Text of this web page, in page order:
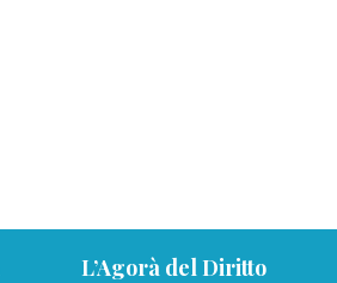
L’Agorà del Diritto